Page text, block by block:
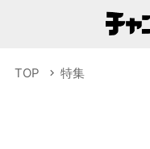
TOP 特集